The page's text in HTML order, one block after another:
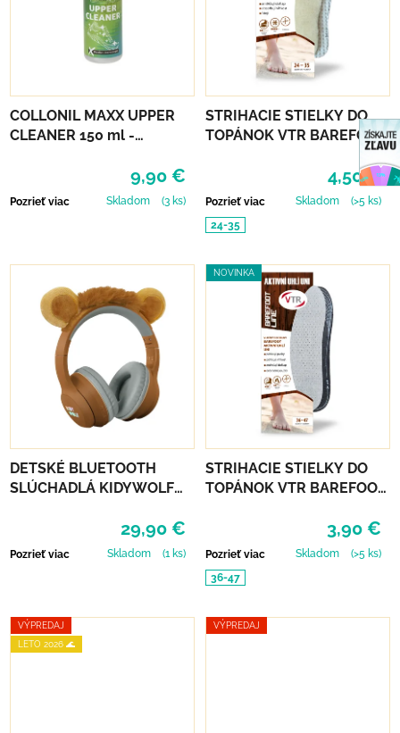
COLLONIL MAXX UPPER
CLEANER 150 ml -
9,90 €
Pozrieť viac Skladom (3 ks)
STRIHACIE STIELKY DO
TOPÁNOK VTR BAREFOOT
4,50 €
Pozrieť viac Skladom
(>5 ks)
24-35
DETSKÉ BLUETOOTH
SLÚCHADLÁ KIDYWOLF
29,90 €
Pozrieť viac Skladom (1 ks)
NOVINKA
STRIHACIE STIELKY DO
TOPÁNOK VTR BAREFOOT
3,90 €
Pozrieť viac Skladom
(>5 ks)
36-47
VÝPREDAJ
LETO 2026 🌊
VÝPREDAJ